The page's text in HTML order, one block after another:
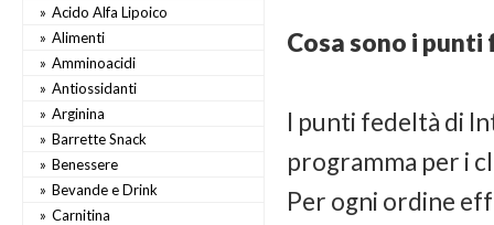
Acido Alfa Lipoico
Alimenti
Amminoacidi
Antiossidanti
Arginina
Barrette Snack
Benessere
Bevande e Drink
Carnitina
Cosa sono i
I punti fedeltà di
programma per i
Per ogni ordine